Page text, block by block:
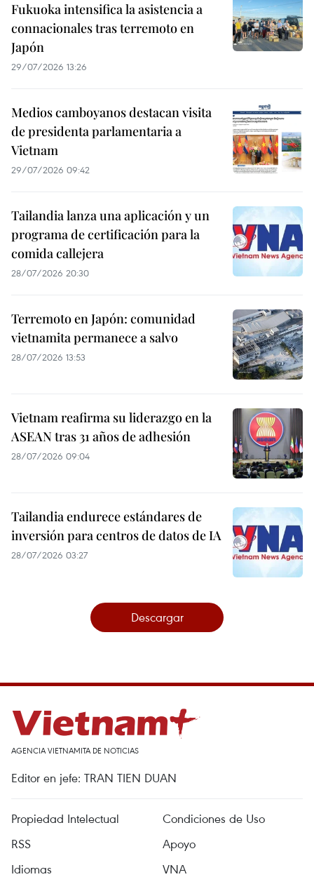
Fukuoka intensifica la asistencia a
connacionales tras terremoto en
Japón
29/07/2026 13:26
Medios camboyanos destacan visita
de presidenta parlamentaria a
Vietnam
29/07/2026 09:42
Tailandia lanza una aplicación y un
programa de certificación para la
comida callejera
28/07/2026 20:30
Terremoto en Japón: comunidad
vietnamita permanece a salvo
28/07/2026 13:53
Vietnam reafirma su liderazgo en la
ASEAN tras 31 años de adhesión
28/07/2026 09:04
Tailandia endurece estándares de
inversión para centros de datos de IA
28/07/2026 03:27
Descargar
AGENCIA VIETNAMITA DE NOTICIAS
Editor en jefe: TRAN TIEN DUAN
Propiedad Intelectual
Condiciones de Uso
RSS
Apoyo
Idiomas
VNA